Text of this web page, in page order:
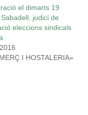
el dimarts 19
Sabadell, judici de
eleccions sindicals
I HOSTALERIA»